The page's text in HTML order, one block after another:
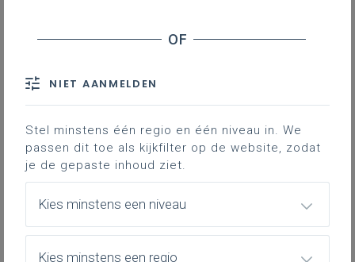
bachelor in de verpleegkunde
behalen met een
studieomvang van 240
studiepunten: een bondig
commentaar
Een lange titel hierboven voor eigenlijk een eenvoudig
NIET AANMELDEN
Stel minstens één regio en één niveau in. We
passen dit toe als kijkfilter op de website, zodat
je de gepaste inhoud ziet.
Kies minstens een niveau
Kies minstens een regio